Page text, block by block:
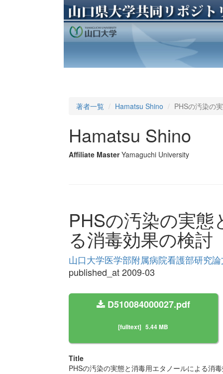
著者一覧 Hamatsu Shino PHSの汚染の
Hamatsu Shino
Affiliate Master Yamaguchi University
PHSの汚染の実
る消毒効果の検討
山口大学医学部附属病院看護部研究
published_at 2009-03
D510084000027.pdf
[fulltext] 5.44 MB
Title
PHSの汚染の実態と消毒用エタノールによる消